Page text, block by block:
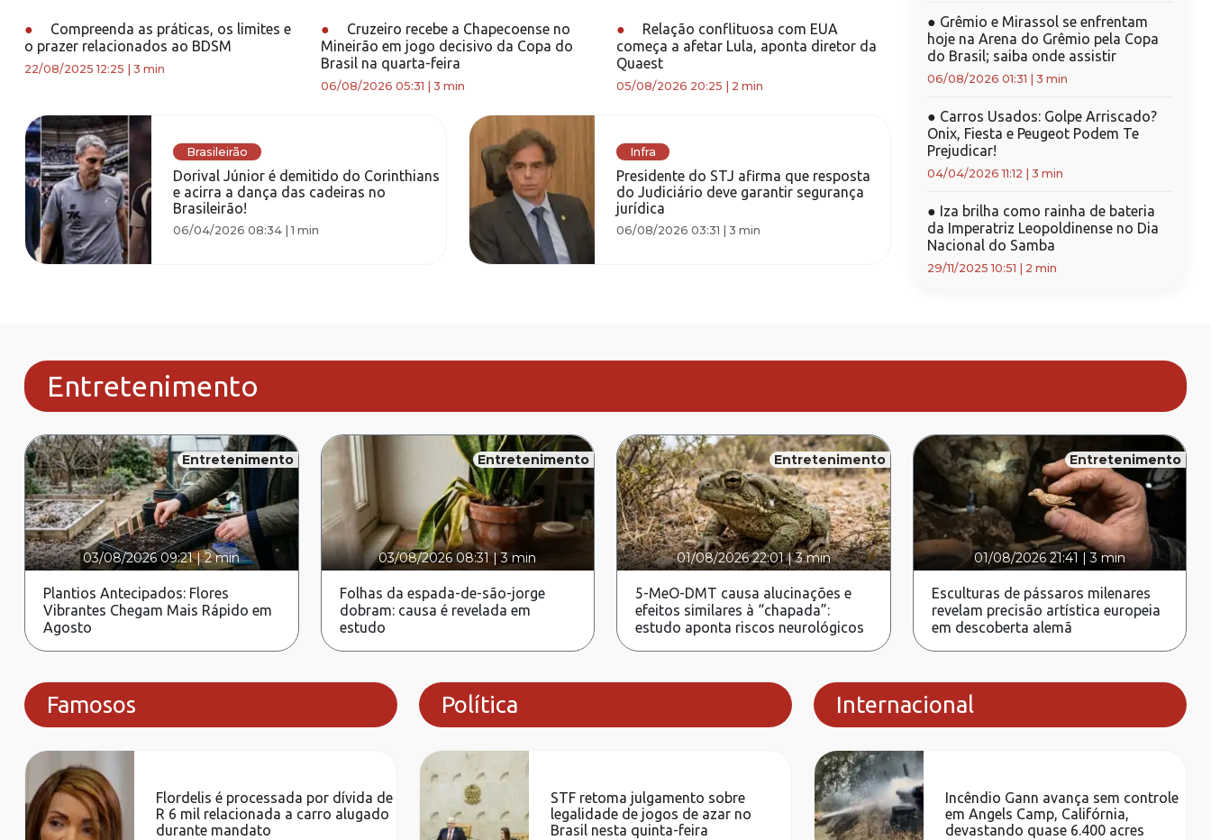
●
Compreenda as práticas, os limites e
o prazer relacionados ao BDSM
22/08/2025 12:25 3 min
●
Cruzeiro recebe a Chapecoense no
Mineirão em jogo decisivo da Copa do
Brasil na quarta-feira
06/08/2026 05:31 3 min
●
Relação conflituosa com EUA
começa a afetar Lula, aponta diretor da
Quaest
05/08/2026 20:25 2 min
Brasileirão
Dorival Júnior é demitido do Corinthians
e acirra a dança das cadeiras no
Brasileirão!
06/04/2026 08:34|1 min
Infra
Presidente do STJ afirma que resposta
do Judiciário deve garantir segurança
jurídica
06/08/2026 03:31 |3 min
● Grêmio e Mirassol se enfrentam
hoje na Arena do Grêmio pela Copa
do Brasil; saiba onde assistir
06/08/2026 01:31 3 min
● Carros Usados: Golpe Arriscado?
Onix, Fiesta e Peugeot Podem Te
Prejudicar!
04/04/2026 11:12 3 min
● Iza brilha como rainha de bateria
da Imperatriz Leopoldinense no Dia
Nacional do Samba
29/11/2025 10:51 2 min
Entretenimento
Entretenimento
03/08/2026 09:21|2 min
Plantios Antecipados: Flores
Vibrantes Chegam Mais Rápido em
Agosto
Entretenimento
03/08/2026 08:31|3 min
Folhas da espada-de-são-jorge
dobram: causa é revelada em
estudo
Entretenimento
01/08/2026 22:01|3 min
5-MeO-DMT causa alucinações e
efeitos similares à “chapada”:
estudo aponta riscos neurológicos
Entretenimento
01/08/2026 21:41 |3 min
Esculturas de pássaros milenares
revelam precisão artística europeia
em descoberta alemã
Famosos
Flordelis é processada por dívida de
R 6 mil relacionada a carro alugado
durante mandato
Política
STF retoma julgamento sobre
legalidade de jogos de azar no
Brasil nesta quinta-feira
Internacional
Incêndio Gann avança sem controle
em Angels Camp, Califórnia,
devastando quase 6.400 acres